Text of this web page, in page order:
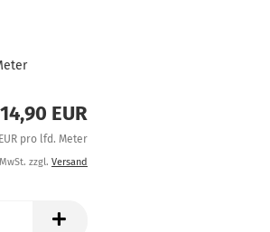
14,90 EUR
pro lfd. Meter
zzgl. Versand